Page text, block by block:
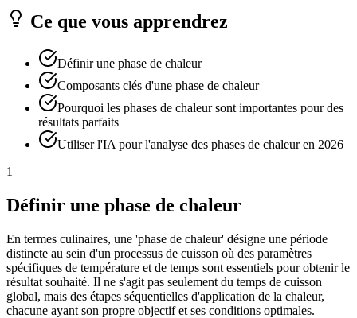
Ce que vous apprendrez
Définir une phase de chaleur
Composants clés d'une phase de chaleur
Pourquoi les phases de chaleur sont importantes pour des
résultats parfaits
Utiliser l'IA pour l'analyse des phases de chaleur en 2026
1
Définir une phase de chaleur
En termes culinaires, une 'phase de chaleur' désigne une période
distincte au sein d'un processus de cuisson où des paramètres
spécifiques de température et de temps sont essentiels pour obtenir le
résultat souhaité. Il ne s'agit pas seulement du temps de cuisson
global, mais des étapes séquentielles d'application de la chaleur,
chacune ayant son propre objectif et ses conditions optimales.